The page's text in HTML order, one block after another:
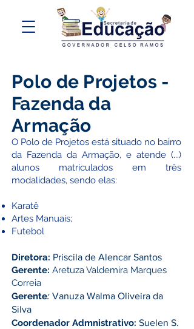
Polo de Projetos -
Fazenda da
Armação
O Polo de Projetos está situado no bairro
da Fazenda da Armação, e atende (...)
alunos matriculados em três
modalidades, sendo elas:
Karatê
Artes Manuais;
Futebol​​
Diretora: Priscila de Alencar Santos
Gerente: Aretuza Valdemira Marques
Correia
Gerente: Vanuza Walma Oliveira da
Silva
Coordenador Admnistrativo: Suelen S.